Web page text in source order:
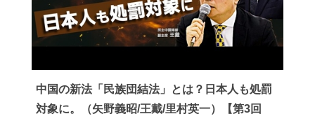
中国の新法「民族団結法」とは？日本人も処罰
対象に。（矢野義昭/王戴/里村英一）【第3回